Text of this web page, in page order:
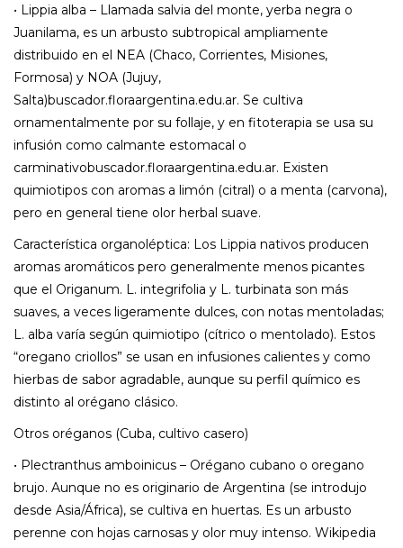
• Lippia alba – Llamada salvia del monte, yerba negra o
Juanilama, es un arbusto subtropical ampliamente
distribuido en el NEA (Chaco, Corrientes, Misiones,
Formosa) y NOA (Jujuy,
Salta)buscador.floraargentina.edu.ar. Se cultiva
ornamentalmente por su follaje, y en fitoterapia se usa su
infusión como calmante estomacal o
carminativobuscador.floraargentina.edu.ar. Existen
quimiotipos con aromas a limón (citral) o a menta (carvona),
pero en general tiene olor herbal suave.
Característica organoléptica: Los Lippia nativos producen
aromas aromáticos pero generalmente menos picantes
que el Origanum. L. integrifolia y L. turbinata son más
suaves, a veces ligeramente dulces, con notas mentoladas;
L. alba varía según quimiotipo (cítrico o mentolado). Estos
“oregano criollos” se usan en infusiones calientes y como
hierbas de sabor agradable, aunque su perfil químico es
distinto al orégano clásico.
Otros oréganos (Cuba, cultivo casero)
• Plectranthus amboinicus – Orégano cubano o oregano
brujo. Aunque no es originario de Argentina (se introdujo
desde Asia/África), se cultiva en huertas. Es un arbusto
perenne con hojas carnosas y olor muy intenso. Wikipedia